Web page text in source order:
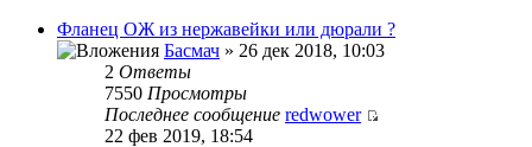
Фланец ОЖ из нержавейки или дюрали ?
Басмач » 26 дек 2018, 10:03
2 Ответы
7550 Просмотры
Последнее сообщение redwower
22 фев 2019, 18:54